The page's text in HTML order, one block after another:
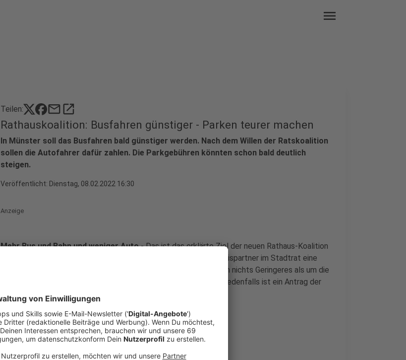
menu
Teilen: mailopen_in_new
Rathauskoalition: Busfahren günstiger - Parken teurer machen
In Münster soll das Busfahren bald günstiger werden. Nach dem Willen der Ratskoalition
sollen die Autofahrer dafür zahlen. Die Parkgebühren könnten schon bald deutlich
steigen.
Veröffentlicht: Dienstag, 08.02.2022 16:30
Anzeige
Mehr Bus und Bahn und weniger Auto- Das ist das erklärte Ziel der neuen Rathaus-Koalition
aus Grünen, SPD und Volt. Heute Abend (09.02.) stellen die Bündnispartner im Stadtrat eine
Reihe von Anträgen zur Verkehrswende in Münster vor. Es geht um nichts Geringeres als um die
in Münster – so jedenfalls ist ein Antrag der
Koalition überschrieben.
Anzeige
Busfahren soll günstiger, Parken teurer werden